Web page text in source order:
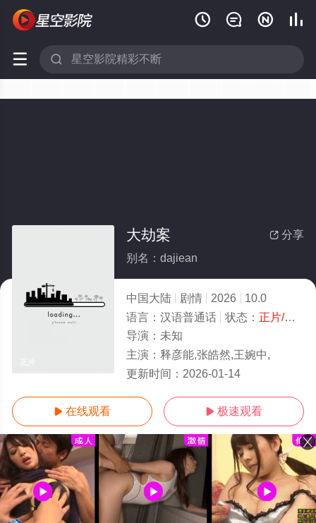
   
 
 分享
大劫案
别名：dajiean
中国大陆 剧情 2026
10.0
语言： 汉语普通话 状态： 正片/高清
导演： 未知
主演： 释彦能,张皓然,王婉中,
更新时间： 2026-01-14
 在线观看  极速观看